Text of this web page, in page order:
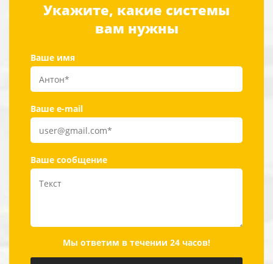
Укажите, какие системы
вам нужны
Ваше имя
Ваше e-mail
Ваше сообщение
Мы ответим в течении 24 часов!